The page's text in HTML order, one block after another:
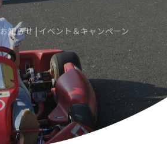
お知らせ | イベント＆キャンペーン